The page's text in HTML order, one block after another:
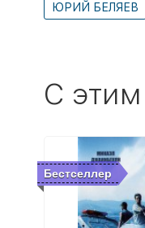
ЮРИЙ БЕЛЯЕВ
C
Бестселлер